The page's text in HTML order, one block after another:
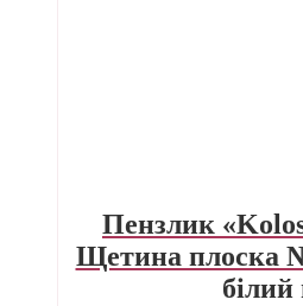
Пензлик
Щетина плоска
білий